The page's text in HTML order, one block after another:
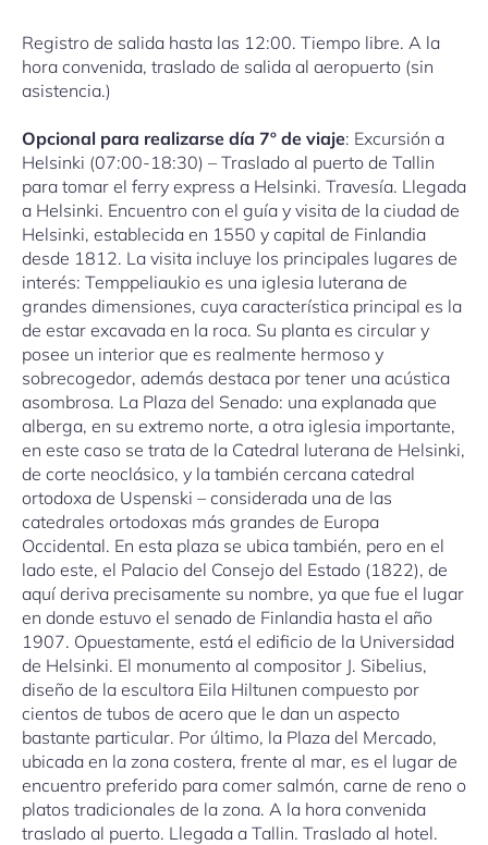
Registro de salida hasta las 12:00. Tiempo libre. A la
hora convenida, traslado de salida al aeropuerto (sin
asistencia.)
Opcional para realizarse día 7º de viaje: Excursión a
Helsinki (07:00-18:30) – Traslado al puerto de Tallin
para tomar el ferry express a Helsinki. Travesía. Llegada
a Helsinki. Encuentro con el guía y visita de la ciudad de
Helsinki, establecida en 1550 y capital de Finlandia
desde 1812. La visita incluye los principales lugares de
interés: Temppeliaukio es una iglesia luterana de
grandes dimensiones, cuya característica principal es la
de estar excavada en la roca. Su planta es circular y
posee un interior que es realmente hermoso y
sobrecogedor, además destaca por tener una acústica
asombrosa. La Plaza del Senado: una explanada que
alberga, en su extremo norte, a otra iglesia importante,
en este caso se trata de la Catedral luterana de Helsinki,
de corte neoclásico, y la también cercana catedral
ortodoxa de Uspenski – considerada una de las
catedrales ortodoxas más grandes de Europa
Occidental. En esta plaza se ubica también, pero en el
lado este, el Palacio del Consejo del Estado (1822), de
aquí deriva precisamente su nombre, ya que fue el lugar
en donde estuvo el senado de Finlandia hasta el año
1907. Opuestamente, está el edificio de la Universidad
de Helsinki. El monumento al compositor J. Sibelius,
diseño de la escultora Eila Hiltunen compuesto por
cientos de tubos de acero que le dan un aspecto
bastante particular. Por último, la Plaza del Mercado,
ubicada en la zona costera, frente al mar, es el lugar de
encuentro preferido para comer salmón, carne de reno o
platos tradicionales de la zona. A la hora convenida
traslado al puerto. Llegada a Tallin. Traslado al hotel.